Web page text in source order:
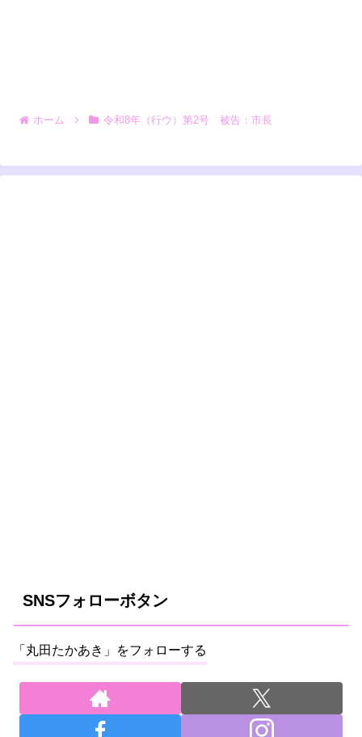
ホーム 令和8年（行ウ）第2号 被告：市長
SNSフォローボタン
「丸田たかあき」をフォローする